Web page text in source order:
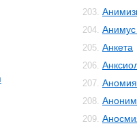
203.
204.
205. Анкета
206.
207. Аномия
208.
209.